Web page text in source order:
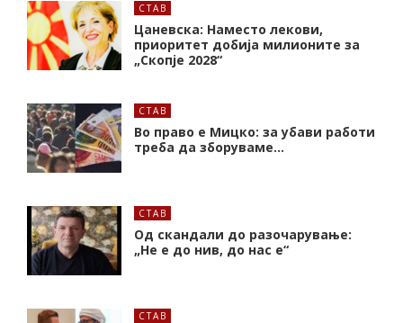
СТАВ
Цаневска: Наместо лекови,
приоритет добија милионите за
„Скопје 2028“
СТАВ
Во право е Мицко: за убави работи
треба да зборуваме…
СТАВ
Од скандали до разочарување:
„Не е до нив, до нас е“
СТАВ